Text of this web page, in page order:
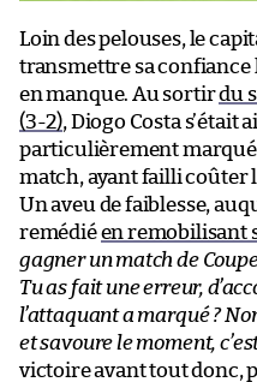
Loin des pelouses, le
transmettre sa confiance
en manque. Au sortirdu
(3-2), Diogo Costa s’était
particulièrement
match, ayant failli coûter
Un aveu de faiblesse,
remédiéen remobilisant
gagner un match de
Tu as fait une erreur,
l’attaquant a marqué ?
et savoure le moment,
victoire avant tout donc,